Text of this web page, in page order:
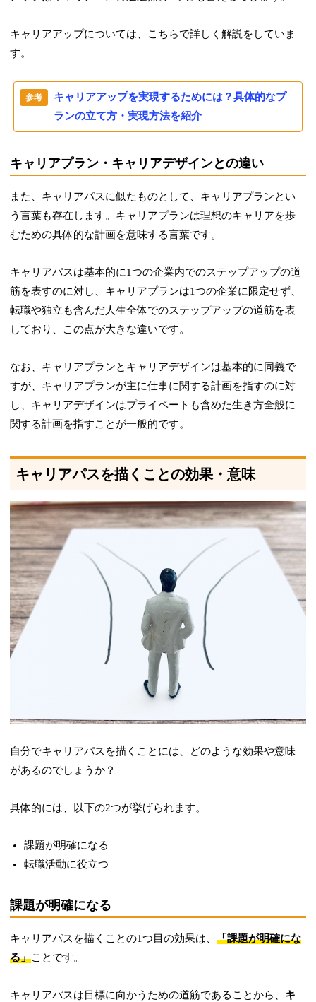
キャリアアップについては、こちらで詳しく解説をしていま
す。
キャリアアップを実現するためには？具体的なプ
ランの立て方・実現方法を紹介
キャリアプラン・キャリアデザインとの違い
また、キャリアパスに似たものとして、キャリアプランとい
う言葉も存在します。キャリアプランは理想のキャリアを歩
むための具体的な計画を意味する言葉です。
キャリアパスは基本的に1つの企業内でのステップアップの道
筋を表すのに対し、キャリアプランは1つの企業に限定せず、
転職や独立も含んだ人生全体でのステップアップの道筋を表
しており、この点が大きな違いです。
なお、キャリアプランとキャリアデザインは基本的に同義で
すが、キャリアプランが主に仕事に関する計画を指すのに対
し、キャリアデザインはプライベートも含めた生き方全般に
関する計画を指すことが一般的です。
キャリアパスを描くことの効果・意味
自分でキャリアパスを描くことには、どのような効果や意味
があるのでしょうか？
具体的には、以下の2つが挙げられます。
課題が明確になる
転職活動に役立つ
課題が明確になる
キャリアパスを描くことの1つ目の効果は、「課題が明確にな
る」ことです。
キャリアパスは目標に向かうための道筋であることから、 キ